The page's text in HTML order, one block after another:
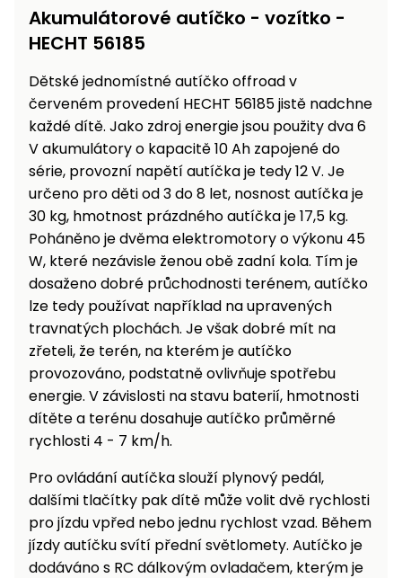
a posypové
vozíky
stroje
Sněhové
frézy
Sněhová
hrabla,
škrabky
na led
Příslušenství
Topidla
Navijáky
a kladky
Akumulátorové autíčko - vozítko -
HECHT 56185
Dětské jednomístné autíčko offroad v
červeném provedení HECHT 56185 jistě nadchne
každé dítě. Jako zdroj energie jsou použity dva 6
V akumulátory o kapacitě 10 Ah zapojené do
série, provozní napětí autíčka je tedy 12 V. Je
určeno pro děti od 3 do 8 let, nosnost autíčka je
30 kg, hmotnost prázdného autíčka je 17,5 kg.
Poháněno je dvěma elektromotory o výkonu 45
W, které nezávisle ženou obě zadní kola. Tím je
dosaženo dobré průchodnosti terénem, autíčko
lze tedy používat například na upravených
travnatých plochách. Je však dobré mít na
zřeteli, že terén, na kterém je autíčko
provozováno, podstatně ovlivňuje spotřebu
energie. V závislosti na stavu baterií, hmotnosti
dítěte a terénu dosahuje autíčko průměrné
rychlosti 4 - 7 km/h.
Pro ovládání autíčka slouží plynový pedál,
dalšími tlačítky pak dítě může volit dvě rychlosti
pro jízdu vpřed nebo jednu rychlost vzad. Během
jízdy autíčku svítí přední světlomety. Autíčko je
dodáváno s RC dálkovým ovladačem, kterým je